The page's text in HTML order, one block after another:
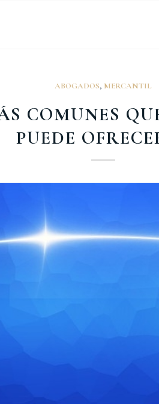
ABOGADOS, MERCANTIL
COMUNES
PUEDE